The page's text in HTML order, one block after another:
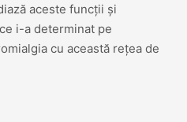
aceste funcții și
i-a determinat pe
cu această rețea de